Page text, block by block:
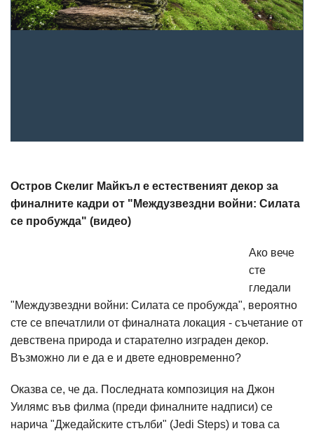
Остров Скелиг Майкъл е естественият декор за
финалните кадри от "Междузвездни войни: Силата
се пробужда" (видео)
Ако вече
сте
гледали
"Междузвездни войни: Силата се пробужда", вероятно
сте се впечатлили от финалната локация - съчетание от
девствена природа и старателно изграден декор.
Възможно ли е да е и двете едновременно?
Оказва се, че да. Последната композиция на Джон
Уилямс във филма (преди финалните надписи) се
нарича "Джедайските стълби" (Jedi Steps) и това са